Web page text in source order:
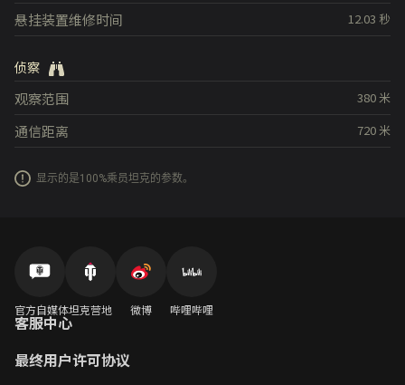
12.03 秒
悬挂装置维修时间
侦察
380米
观察范围
720米
通信距离
显示的是100%乘员坦克的参数。
官方自媒体坦克营地 微博 哔哩哔哩
客服中心
最终用户许可协议